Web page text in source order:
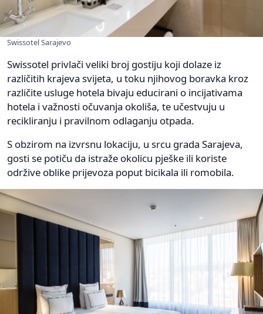
Swissotel Sarajevo
Swissotel privlači veliki broj gostiju koji dolaze iz
različitih krajeva svijeta, u toku njihovog boravka kroz
različite usluge hotela bivaju educirani o incijativama
hotela i važnosti očuvanja okoliša, te učestvuju u
recikliranju i pravilnom odlaganju otpada.
S obzirom na izvrsnu lokaciju, u srcu grada Sarajeva,
gosti se potiču da istraže okolicu pješke ili koriste
održive oblike prijevoza poput bicikala ili romobila.